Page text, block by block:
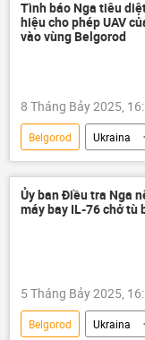
hệ thống phòng không
tên lửa phòng không
Tình báo Nga tiêu
hiệu cho phép UAV
vào vùng Belgorod
8 Tháng Bảy 2025,
Belgorod
Ukraina
Cuộc khủng hoảng ở
Quân sự
tình
Chiến dịch quân sự
Ủy ban Điều tra Nga
máy bay IL-76 chở tù
5 Tháng Bảy 2025,
Belgorod Ukraina